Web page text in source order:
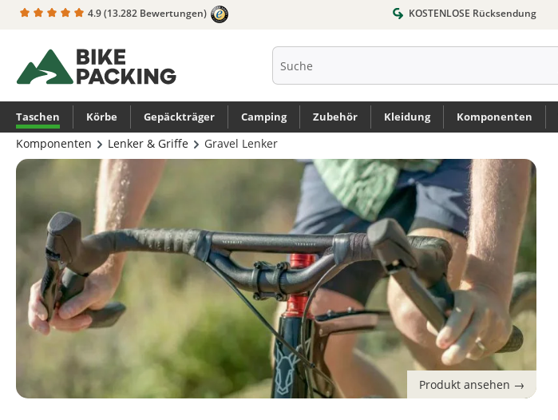
Zur Hauptnavigation springen
4.9(13.282 Bewertungen) KOSTENLOSE Rücksendung
Taschen Körbe Gepäckträger Camping Zubehör Kleidung Komponenten
Komponenten Lenker & Griffe Gravel Lenker